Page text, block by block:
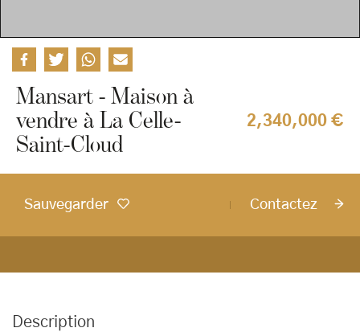
Mansart - Maison à
vendre à La Celle-
Saint-Cloud
2,340,000 €
Sauvegarder Contactez
Description